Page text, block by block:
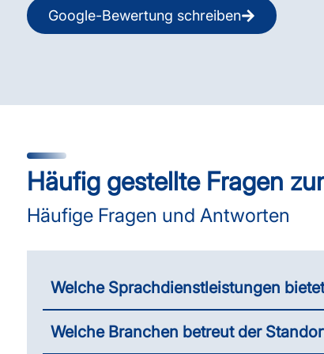
Google-Bewertung schreiben
Häufig gestellte Fragen
Häufige Fragen und Antworten
Welche Sprachdienstleistungen
Welche Branchen betreut der